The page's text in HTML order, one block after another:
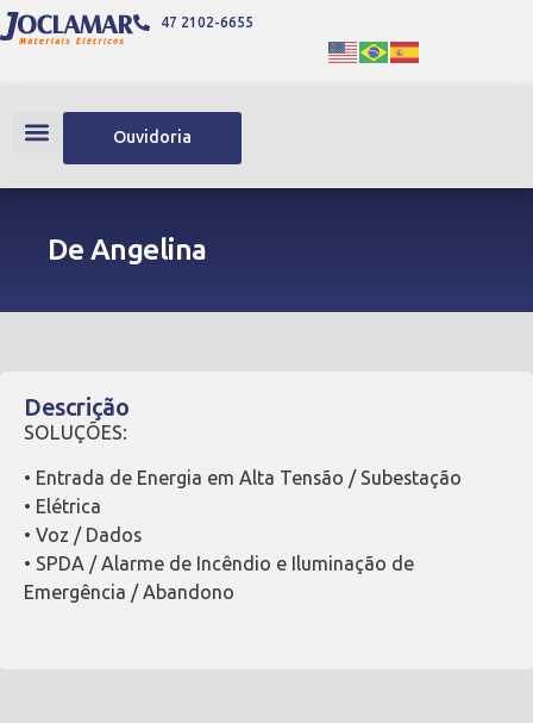
47 2102-6655
Ouvidoria
De Angelina
Descrição
SOLUÇÕES:
• Entrada de Energia em Alta Tensão / Subestação
• Elétrica
• Voz / Dados
• SPDA / Alarme de Incêndio e Iluminação de
Emergência / Abandono